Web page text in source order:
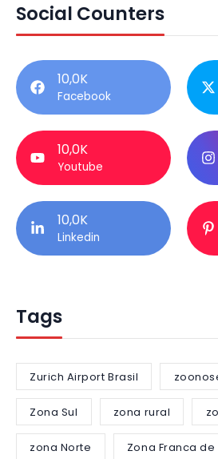
Social Counters
10,0K
Facebook
10,0K
Youtube
10,0K
Linkedin
Tags
Zurich Airport Brasil
Zona Sul zona rural
zona Norte Zona Franca de